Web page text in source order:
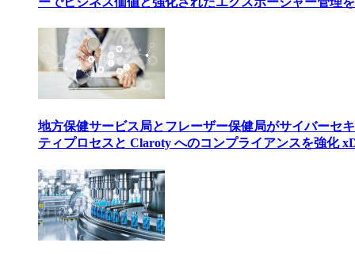
地方保健サービス局とフレーザー保健局がサイバーセ
ティプロセスと Claroty へのコンプライアンスを強化